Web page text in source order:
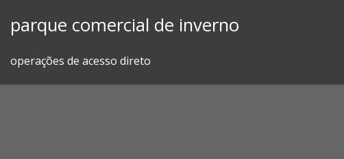
parque comercial de inverno
operações de acesso direto